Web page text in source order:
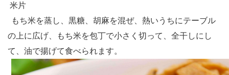
米片
もち米を蒸し、黒糖、胡麻を混ぜ、熱いうちにテーブル
の上に広げ、もち米を包丁で小さく切って、全干しにし
て、油で揚げて食べられます。